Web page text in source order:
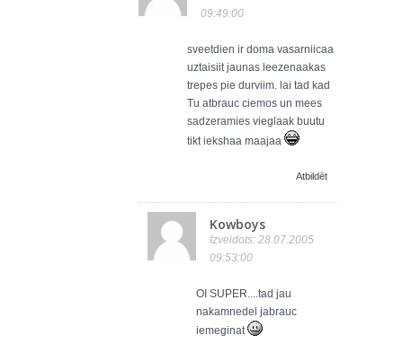
09:49:00
sveetdien ir doma vasarniicaa
uztaisiit jaunas leezenaakas
trepes pie durviim. lai tad kad
Tu atbrauc ciemos un mees
sadzeramies vieglaak buutu
tikt iekshaa maajaa
Atbildēt
Kowboys
Izveidots: 28.07.2005
09:53:00
OI SUPER....tad jau
nakamnedel jabrauc
iemeginat